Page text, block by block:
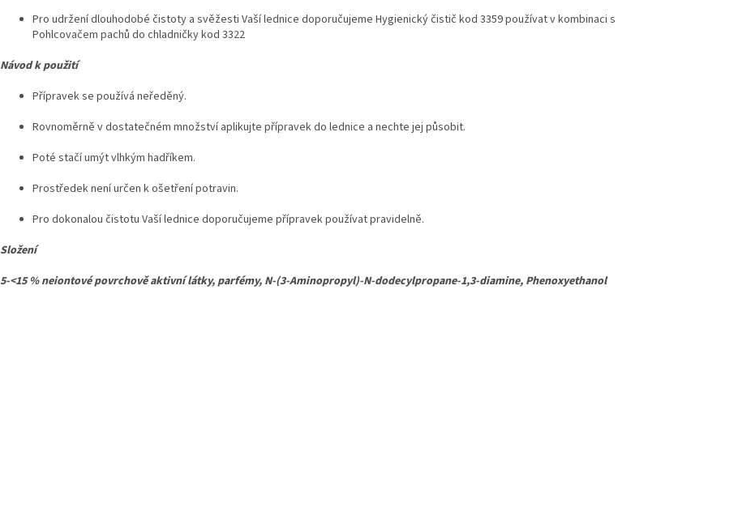
Pro udržení dlouhodobé čistoty a svěžesti Vaší lednice doporučujeme Hygienický čistič kod 3359používat v kombinaci s
Pohlcovačem pachů do chladničkykod 3322
Návod k použití
Přípravek se používá neředěný.
Rovnoměrně v dostatečném množství aplikujte přípravek do lednice a nechte jej působit.
Poté stačí umýt vlhkým hadříkem.
Prostředek není určen k ošetření potravin.
Pro dokonalou čistotu Vaší lednice doporučujeme přípravek používat pravidelně.
Složení
5-<15 % neiontové povrchově aktivní látky, parfémy, N-(3-Aminopropyl)-N-dodecylpropane-1,3-diamine, Phenoxyethanol